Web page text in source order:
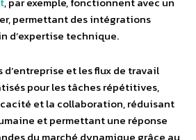
permettant des intégrations
d’expertise technique.
d’entreprise et les flux de travail
pour les tâches répétitives,
et la collaboration, réduisant
et permettant une réponse